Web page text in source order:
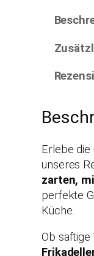
Erlebe die
unseres
zarten,
perfekte
Küche.
Ob saftige